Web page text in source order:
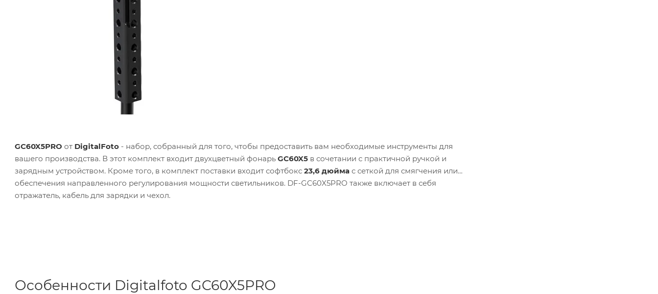
GC60X5PRO от DigitalFoto - набор, собранный для того, чтобы предоставить вам необходимые инструменты для
вашего производства. В этот комплект входит двухцветный фонарь GC60X5 в сочетании с практичной ручкой и
зарядным устройством. Кроме того, в комплект поставки входит софтбокс 23,6 дюйма с сеткой для смягчения или
обеспечения направленного регулирования мощности светильников. DF-GC60X5PRO также включает в себя
отражатель, кабель для зарядки и чехол.
Особенности Digitalfoto GC60X5PRO